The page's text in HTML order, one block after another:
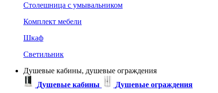
Столешница с умывальником
Комплект мебели
Шкаф
Светильник
Душевые кабины, душевые ограждения
Душевые кабины
Душевые ограждения